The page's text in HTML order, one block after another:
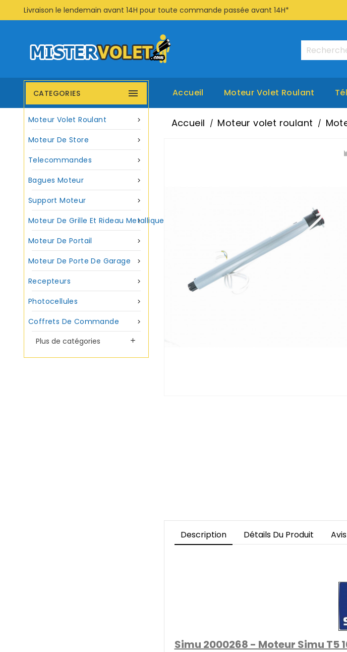
Livraison le lendemain avant 14H pour toute commande passée avant 14H*
Accueil Moteur Volet Roulant
CATEGORIES 

Moteur Volet Roulant

Moteur De Store

Telecommandes

Bagues Moteur

Support Moteur

Moteur De Grille Et Rideau Metallique

Moteur De Portail

Moteur De Porte De Garage

Recepteurs

Photocellules

Coffrets De Commande
Plus de catégories

Accueil Moteur volet roulant
Description Détails Du Produit
Simu 2000268 - Moteur Simu T5